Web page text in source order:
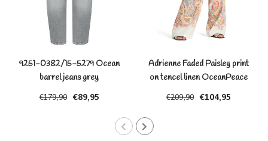
9251-0382/15-5279 Ocean
barrel jeans grey
€179,90 €89,95
Adrienne Faded Paisley print
on tencel linen OceanPeace
€209,90 €104,95